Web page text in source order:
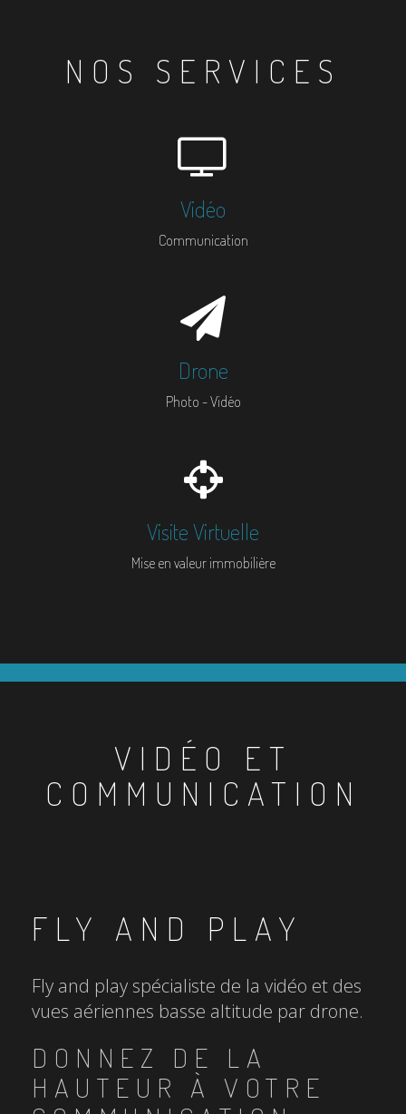
NOS SERVICES
Vidéo
Communication
Drone
Photo - Vidéo
Visite Virtuelle
Mise en valeur immobilière
VIDÉO ET
COMMUNICATION
FLY AND PLAY
Fly and play spécialiste de la vidéo et des
vues aériennes basse altitude par drone.
DONNEZ DE LA
HAUTEUR À VOTRE